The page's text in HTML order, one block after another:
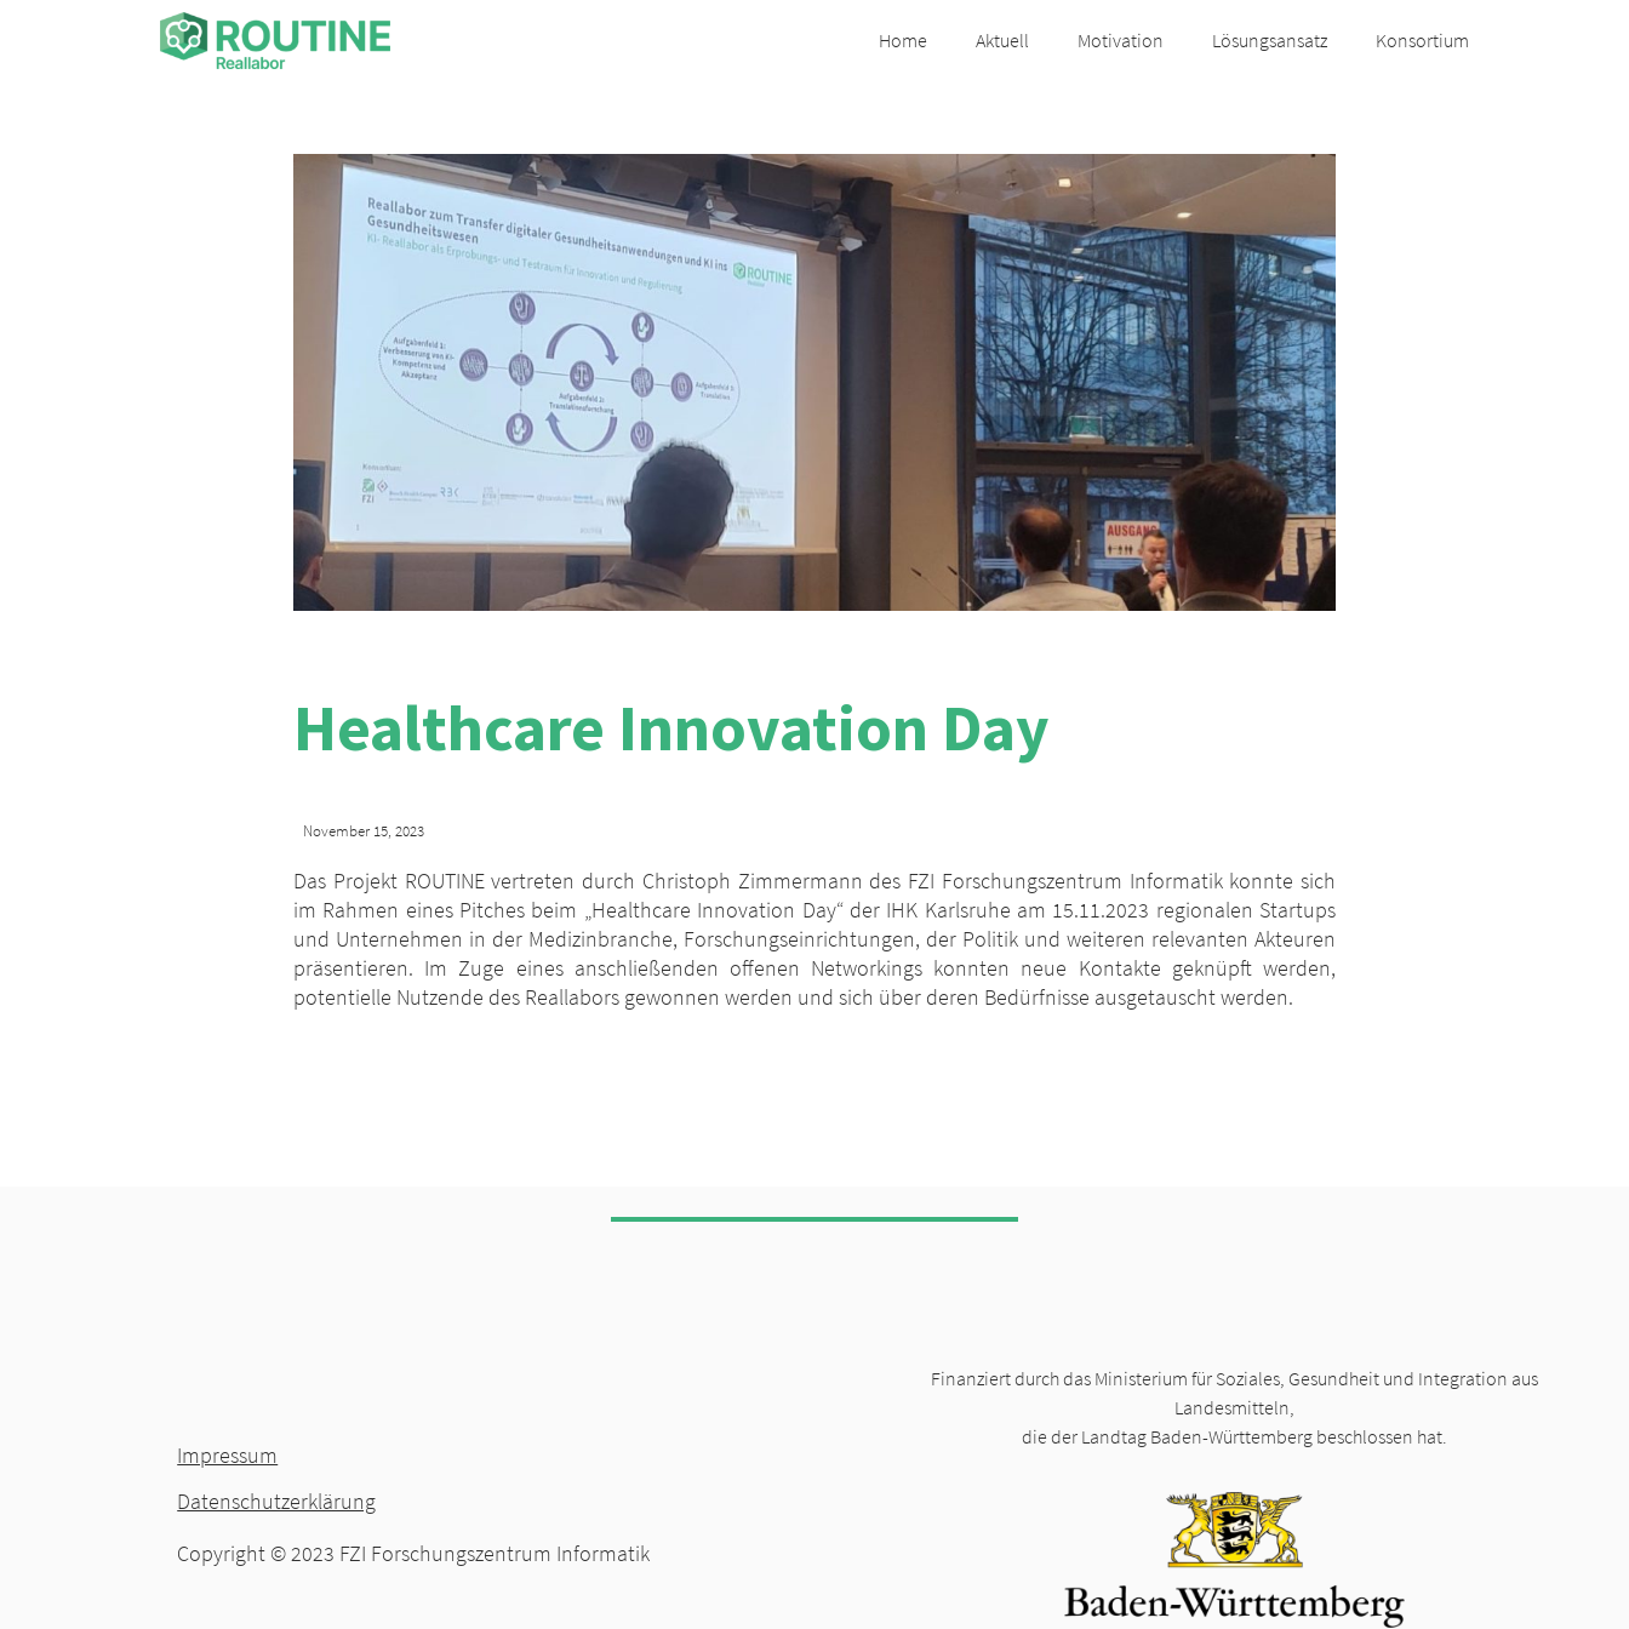
Home Aktuell Motivation Lösungsansatz Konsortium
Healthcare Innovation Day
November 15, 2023
Das Projekt ROUTINE vertreten durch Christoph Zimmermann des FZI Forschungszentrum Informatik konnte sich
im Rahmen eines Pitches beim „Healthcare Innovation Day“ der IHK Karlsruhe am 15.11.2023 regionalen Startups
und Unternehmen in der Medizinbranche, Forschungseinrichtungen, der Politik und weiteren relevanten Akteuren
präsentieren. Im Zuge eines anschließenden offenen Networkings konnten neue Kontakte geknüpft werden,
potentielle Nutzende des Reallabors gewonnen werden und sich über deren Bedürfnisse ausgetauscht werden.
Impressum
Datenschutzerklärung
Copyright © 2023 FZI Forschungszentrum Informatik​
Finanziert durch das Ministerium für Soziales, Gesundheit und Integration aus
Landesmitteln,
die der Landtag Baden-Württemberg beschlossen hat.